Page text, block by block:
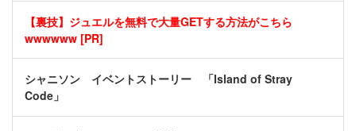
【裏技】ジュエルを無料で大量GETする方法がこちら
wwwwww [PR]
シャニソン イベントストーリー 「Island of Stray
Code」